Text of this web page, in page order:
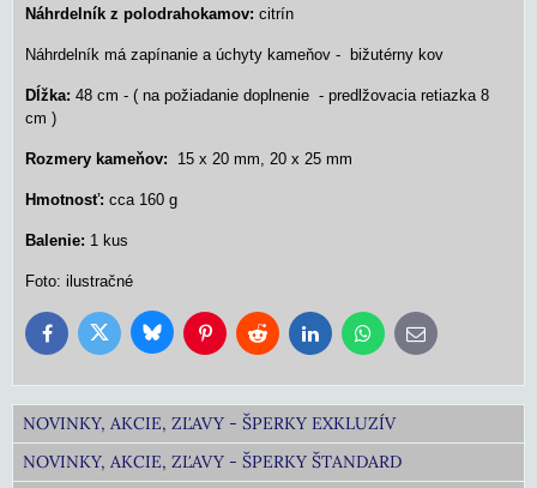
Náhrdelník z polodrahokamov: citrín
Náhrdelník má zapínanie a úchyty kameňov - bižutérny kov
Dĺžka: 48 cm - ( na požiadanie doplnenie - predlžovacia retiazka 8
cm )
Rozmery kameňov: 15 x 20 mm, 20 x 25 mm
Hmotnosť: cca 160 g
Balenie: 1 kus
Foto: ilustračné
FacebookTwitter BlueskyPinterestReddit LinkedInWhatsApp
E-
mail
NOVINKY, AKCIE, ZĽAVY - ŠPERKY EXKLUZÍV
NOVINKY, AKCIE, ZĽAVY - ŠPERKY ŠTANDARD